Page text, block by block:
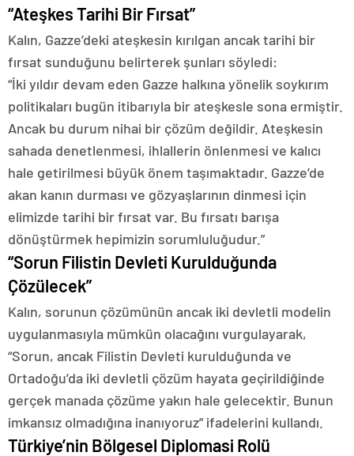
“Ateşkes Tarihi Bir Fırsat”
Kalın, Gazze’deki ateşkesin kırılgan ancak tarihi bir
fırsat sunduğunu belirterek şunları söyledi:
“İki yıldır devam eden Gazze halkına yönelik soykırım
politikaları bugün itibarıyla bir ateşkesle sona ermiştir.
Ancak bu durum nihai bir çözüm değildir. Ateşkesin
sahada denetlenmesi, ihlallerin önlenmesi ve kalıcı
hale getirilmesi büyük önem taşımaktadır. Gazze’de
akan kanın durması ve gözyaşlarının dinmesi için
elimizde tarihi bir fırsat var. Bu fırsatı barışa
dönüştürmek hepimizin sorumluluğudur.”
“Sorun Filistin Devleti Kurulduğunda
Çözülecek”
Kalın, sorunun çözümünün ancak iki devletli modelin
uygulanmasıyla mümkün olacağını vurgulayarak,
“Sorun, ancak Filistin Devleti kurulduğunda ve
Ortadoğu’da iki devletli çözüm hayata geçirildiğinde
gerçek manada çözüme yakın hale gelecektir. Bunun
imkansız olmadığına inanıyoruz” ifadelerini kullandı.
Türkiye’nin Bölgesel Diplomasi Rolü